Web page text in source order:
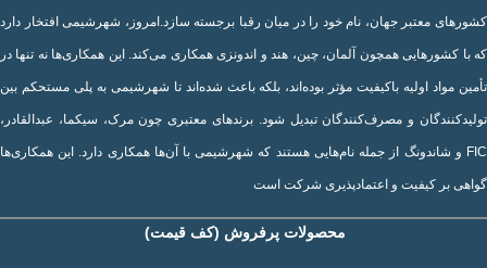
کشورهای معتبر جهان، نام خود را در میان رقبا برجسته سازد.امروز، شهرشیمی افتخار دارد
که با کشورهایی همچون آلمان، چین، هند و اندونزی همکاری می‌کند. این همکاری‌ها نه تنها در
تأمین مواد اولیه باکیفیت مؤثر بوده‌اند، بلکه باعث شده‌اند تا شهرشیمی به پلی مستحکم بین
تولیدکنندگان و مصرف‌کنندگان تبدیل شود. برندهای معتبری چون مرک، سیکما، عبدالقادر،
FIC و شاندونگ از جمله نام‌هایی هستند که شهرشیمی با آن‌ها همکاری دارد. این همکاری‌ها
گواهی بر کیفیت و اعتمادپذیری شرکت است
محصولات پرفروش (کف قیمت)